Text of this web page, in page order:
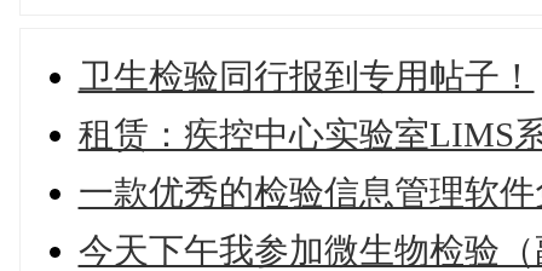
卫生检验同行报到专用帖子！
租赁：疾控中心实验室LIMS
一款优秀的检验信息管理软
今天下午我参加微生物检验